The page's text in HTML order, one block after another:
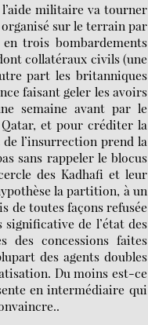
militaire va tourner
sur le terrain par
trois bombardements
collatéraux civils (une
part les britanniques
faisant geler les avoirs
semaine avant par le
et pour créditer la
l’insurrection prend la
sans rappeler le blocus
des Kadhafi et leur
la partition, à un
de toutes façons refusée
de l’état des
concessions faites
des agents doubles
Du moins est-ce
en intermédiaire qui